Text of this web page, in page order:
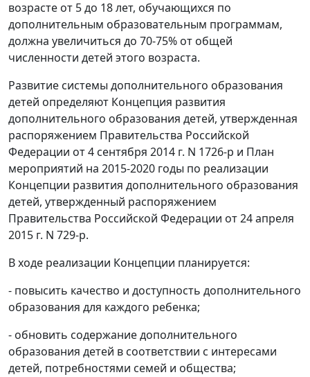
возрасте от 5 до 18 лет, обучающихся по
дополнительным образовательным программам,
должна увеличиться до 70-75% от общей
численности детей этого возраста.
Развитие системы дополнительного образования
детей определяют Концепция развития
дополнительного образования детей, утвержденная
распоряжением Правительства Российской
Федерации от 4 сентября 2014 г. N 1726-р и План
мероприятий на 2015-2020 годы по реализации
Концепции развития дополнительного образования
детей, утвержденный распоряжением
Правительства Российской Федерации от 24 апреля
2015 г. N 729-р.
В ходе реализации Концепции планируется:
- повысить качество и доступность дополнительного
образования для каждого ребенка;
- обновить содержание дополнительного
образования детей в соответствии с интересами
детей, потребностями семей и общества;